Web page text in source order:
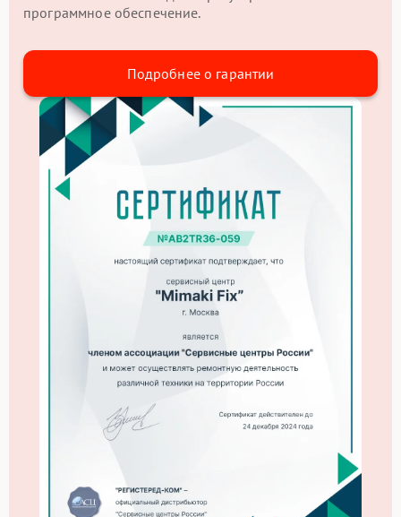
программное обеспечение.
Подробнее о гарантии